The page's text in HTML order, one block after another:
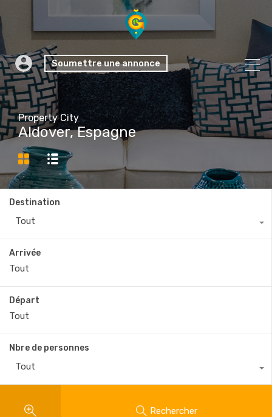
Soumettre une annonce
Property City
Aldover, Espagne
Destination
Tout
Arrivée
Départ
Nbre de personnes
Tout
Rechercher